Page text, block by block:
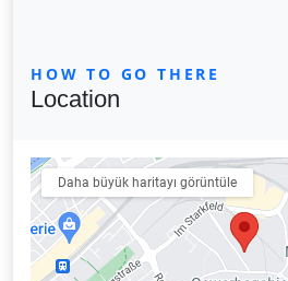
HOW TO GO THERE
Location